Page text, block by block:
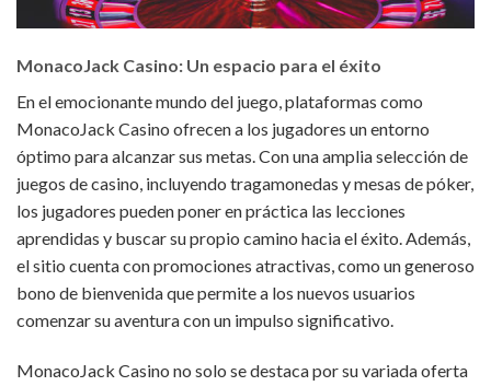
MonacoJack Casino: Un espacio para el éxito
En el emocionante mundo del juego, plataformas como
MonacoJack Casino ofrecen a los jugadores un entorno
óptimo para alcanzar sus metas. Con una amplia selección de
juegos de casino, incluyendo tragamonedas y mesas de póker,
los jugadores pueden poner en práctica las lecciones
aprendidas y buscar su propio camino hacia el éxito. Además,
el sitio cuenta con promociones atractivas, como un generoso
bono de bienvenida que permite a los nuevos usuarios
comenzar su aventura con un impulso significativo.
MonacoJack Casino no solo se destaca por su variada oferta